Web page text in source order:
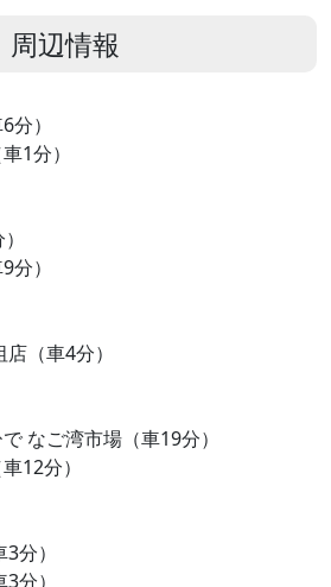
周辺情報
分）
1分）
分）
（車4分）
なご湾市場（車19分）
12分）
分）
分）